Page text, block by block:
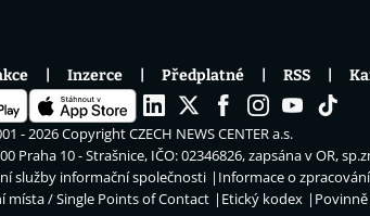
Inzerce Předplatné RSS
- 2026 CopyrightCZECH NEWS CENTER a.s.
Praha 10 - Strašnice, IČO: 02346826, zapsána v OR,
služby informační společnosti Informace o
místa / Single Points of Contact Etický kodex